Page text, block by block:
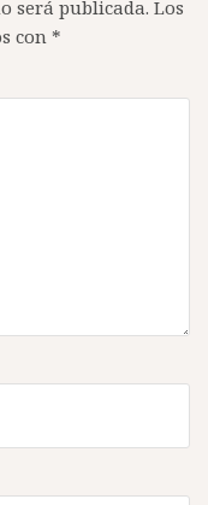
será publicada. Los
con *